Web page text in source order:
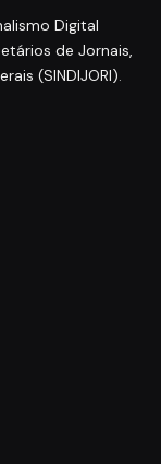
Digital
de Jornais,
(SINDIJORI).